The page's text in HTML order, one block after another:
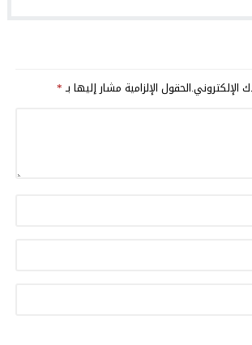
الإلكتروني.الحقول الإلزامية مشار إليها بـ*